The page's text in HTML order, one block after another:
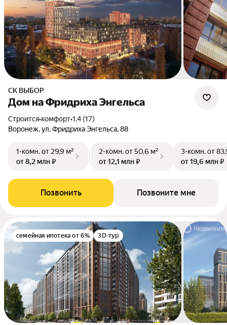
СК ВЫБОР
Дом на Фридриха Энгельса
Строится•комфорт•1.4 (17)
Воронеж, ул. Фридриха Энгельса, 88
1-комн.от 29,9 м²
от 8,2 млн ₽
2-комн.от 50,6 м²
от 12,1 млн ₽
3-комн.от
от 19,6 млн ₽
Позвонить Позвоните мне
семейная ипотека от 6% 3D-тур